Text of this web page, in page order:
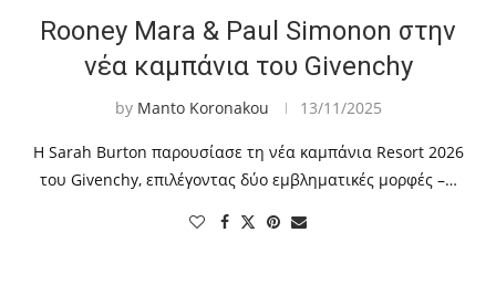
Rooney Mara & Paul Simonon στην
νέα καμπάνια του Givenchy
by Manto Koronakou 13/11/2025
Η Sarah Burton παρουσίασε τη νέα καμπάνια Resort 2026
του Givenchy, επιλέγοντας δύο εμβληματικές μορφές –…